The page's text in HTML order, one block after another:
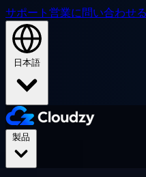
サポート営業に問い合わせる
日本語